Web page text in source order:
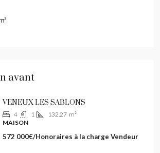
avant
VENEUX LES SABLONS
4 1 132.27 m²
MAISON
572 000€/Honoraires à la charge Vendeur